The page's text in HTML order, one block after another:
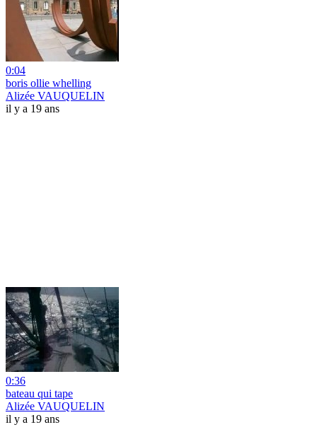
0:04
boris ollie whelling
Alizée VAUQUELIN
il y a 19 ans
0:36
bateau qui tape
Alizée VAUQUELIN
il y a 19 ans